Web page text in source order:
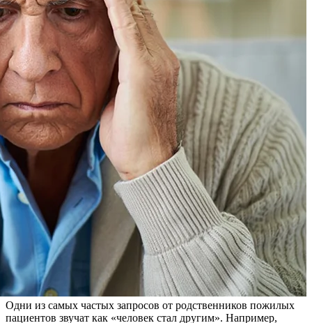
Одни из самых частых запросов от родственников пожилых
пациентов звучат как «человек стал другим». Например,